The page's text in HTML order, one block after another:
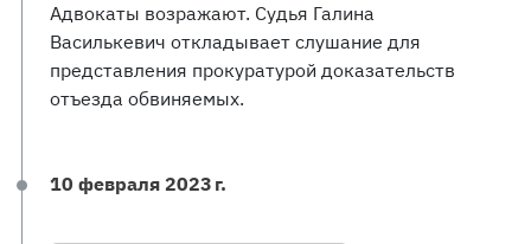
Адвокаты возражают. Судья Галина
Василькевич откладывает слушание для
представления прокуратурой доказательств
отъезда обвиняемых.
10 февраля 2023 г.